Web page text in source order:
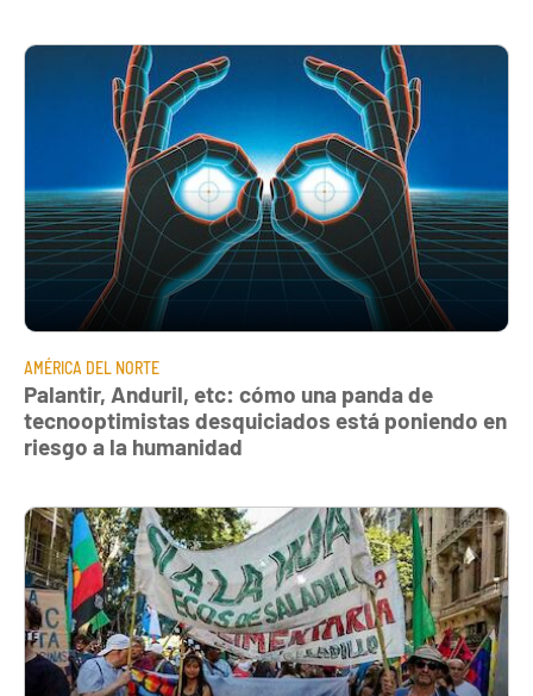
AMÉRICA DEL NORTE
Palantir, Anduril, etc: cómo una panda de
tecnooptimistas desquiciados está poniendo en
riesgo a la humanidad